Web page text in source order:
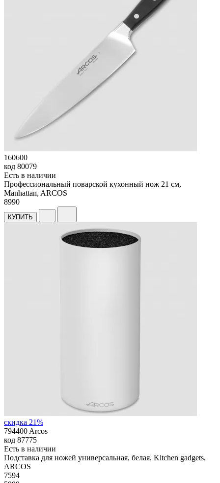
160600
код 80079
Есть в наличии
Профессиональный поварской кухонный нож 21 см,
Manhattan, ARCOS
8990
КУПИТЬ
скидка 21%
794400 Arcos
код 87775
Есть в наличии
Подставка для ножей универсальная, белая, Kitchen gadgets,
ARCOS
7594